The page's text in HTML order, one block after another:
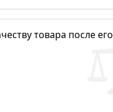
товара после его